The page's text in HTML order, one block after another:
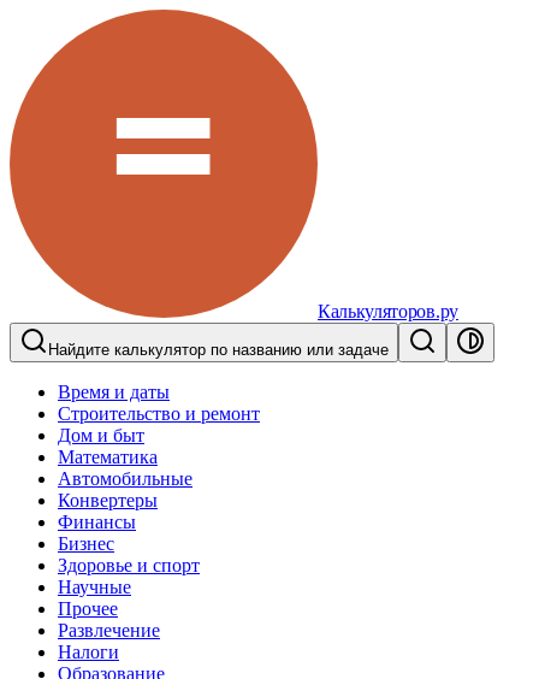
Калькуляторов.ру
Найдите калькулятор по названию или задаче
Время и даты
Строительство и ремонт
Дом и быт
Математика
Автомобильные
Конвертеры
Финансы
Бизнес
Здоровье и спорт
Научные
Прочее
Развлечение
Налоги
Образование